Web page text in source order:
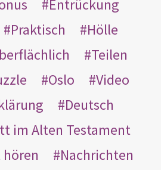
Entrückung
Praktisch
Hölle
Teilen
Oslo
Video
Deutsch
im Alten Testament
Nachrichten